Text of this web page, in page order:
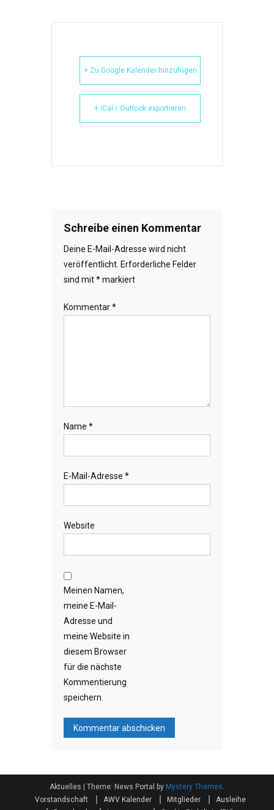
+ Zu Google Kalender hinzufügen
+ iCal / Outlook exportieren
Schreibe einen Kommentar
Deine E-Mail-Adresse wird nicht
veröffentlicht. Erforderliche Felder
sind mit*markiert
Kommentar*
Name *
E-Mail-Adresse *
Website
Meinen Namen,
meine E-Mail-
Adresse und
meine Website in
diesem Browser
für die nächste
Kommentierung
speichern.
Aktuelles Theme: News Portal by Mystery Themes.
Vorstandschaft
AWV Kalender Mitglieder
Ausleihe